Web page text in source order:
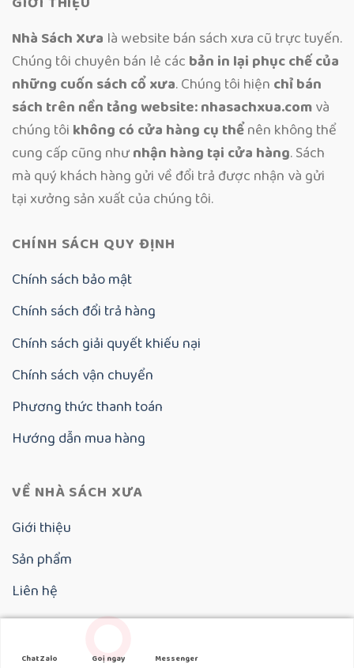
Nhà Sách Xưa là website bán sách xưa cũ trực tuyến.
Chúng tôi chuyên bán lẻ các bản in lại phục chế của
những cuốn sách cổ xưa. Chúng tôi hiện chỉ bán
sách trên nền tảng website: nhasachxua.comvà
chúng tôi không có cửa hàng cụ thểnên không thể
cung cấp cũng nhưnhận hàng tại cửa hàng. Sách
mà quý khách hàng gửi về đổi trả được nhận và gửi
tại xưởng sản xuất của chúng tôi.
CHÍNH SÁCH QUY ĐỊNH
Chính sách bảo mật
Chính sách đổi trả hàng
Chính sách giải quyết khiếu nại
Chính sách vận chuyển
Phương thức thanh toán
Hướng dẫn mua hàng
VỀ NHÀ SÁCH XƯA
Giới thiệu
Sản phẩm
Liên hệ
Copyright 2025 ©Nhà Sách Xưa
Chat Zalo Goị ngay Messenger